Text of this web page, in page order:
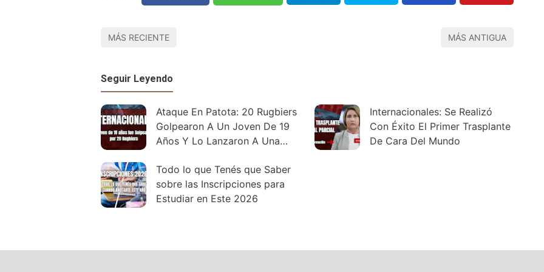
MÁS RECIENTE MÁS ANTIGUA
Seguir Leyendo
Ataque En Patota: 20 Rugbiers
Golpearon A Un Joven De 19
Años Y Lo Lanzaron A Una
Internacionales: Se Realizó
Con Éxito El Primer Trasplante
De Cara Del Mundo
Todo lo que Tenés que Saber
sobre las Inscripciones para
Estudiar en Este 2026